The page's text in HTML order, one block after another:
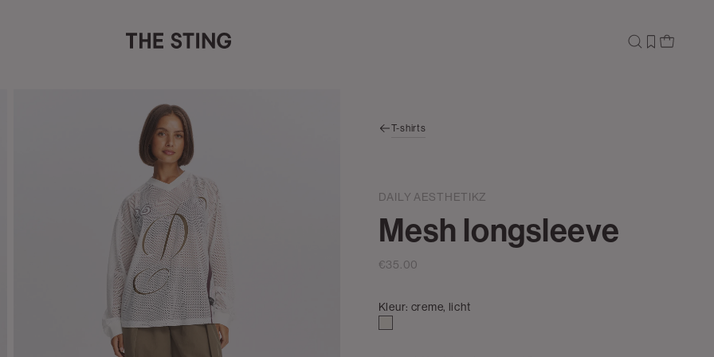
T-shirts
DAILY AESTHETIKZ
Mesh longsleeve
€35.00
Kleur: creme, licht